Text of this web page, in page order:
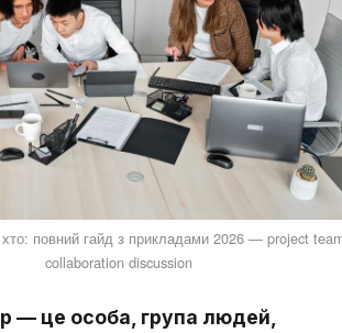
повний гайд з прикладами 2026 — project
collaboration discussion
— це особа, група людей,